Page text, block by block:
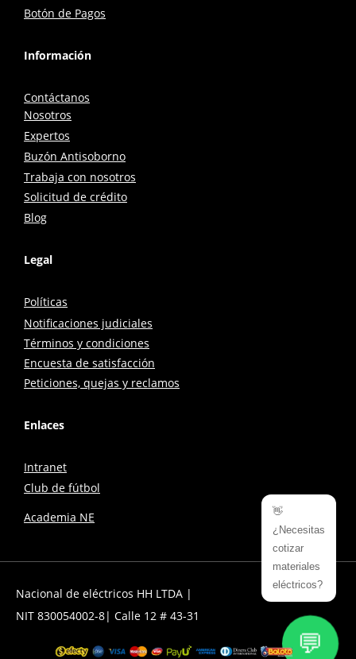
Botón de Pagos
Información
Contáctanos
Nosotros
Expertos
Buzón Antisoborno
Trabaja con nosotros
Solicitud de crédito
Blog
Legal
Políticas
Notificaciones judiciales
Términos y condiciones
Encuesta de satisfacción
Peticiones, quejas y reclamos
Enlaces
Intranet
Club de fútbol
Academia NE
👋
¿Necesitas
cotizar
materiales
eléctricos?
💬
Nacional de eléctricos HH LTDA |
NIT 830054002-8| Calle 12 # 43-31